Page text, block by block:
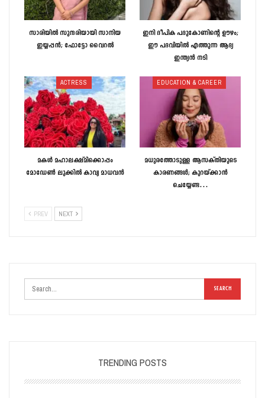
സാരിയിൽ സുന്ദരിയായി സാനിയ
ഇയ്യപ്പൻ; ഫോട്ടോ വൈറൽ
ഇനി ദീപിക പദുകോണിന്റെ ഊഴം;
ഈ പദവിയിൽ എത്തുന്ന ആദ്യ
ഇന്ത്യൻ നടി
ACTRESS
മകൾ മഹാലക്ഷ്മിക്കൊപ്പം
മോഡേൺ ലുക്കിൽ കാവ്യ മാധവൻ
EDUCATION & CAREER
മധുരത്തോടുള്ള ആസക്തിയുടെ
കാരണങ്ങള്‍; കുറയ്‌ക്കാന്‍
ചെയ്യേണ്ട…
PREV NEXT
TRENDING POSTS